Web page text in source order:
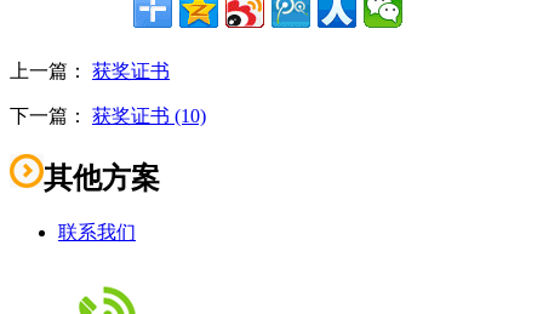
上一篇： 获奖证书
下一篇： 获奖证书 (10)
其他方案
联系我们